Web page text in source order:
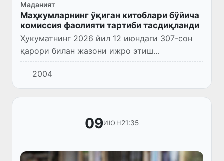
Маданият
Маҳкумларнинг ўқиган китоблари бўйича
комиссия фаолияти тартиби тасдиқланди
Ҳукуматнинг 2026 йил 12 июндаги 307-сон
қарори билан жазони ижро этиш
муассасаларида маҳкумларнинг маънавий-
ахлоқий қадриятларни шакллантиришга
қаратилган адабиётларни ўқиганлигини...
2004
09ИЮН21:35